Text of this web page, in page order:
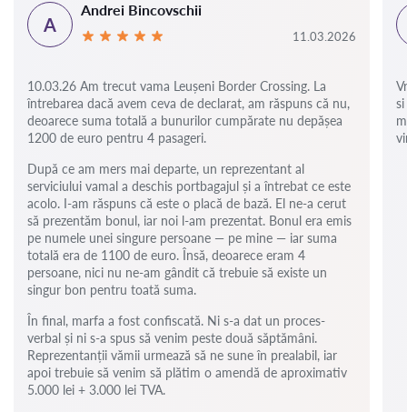
A
Andrei Bincovschii
11.03.2026
10.03.26 Am trecut vama Leușeni Border Crossing. La
întrebarea dacă avem ceva de declarat, am răspuns că nu,
deoarece suma totală a bunurilor cumpărate nu depășea
1200 de euro pentru 4 pasageri.
După ce am mers mai departe, un reprezentant al
serviciului vamal a deschis portbagajul și a întrebat ce este
acolo. I-am răspuns că este o placă de bază. El ne-a cerut
să prezentăm bonul, iar noi l-am prezentat. Bonul era emis
pe numele unei singure persoane — pe mine — iar suma
totală era de 1100 de euro. Însă, deoarece eram 4
persoane, nici nu ne-am gândit că trebuie să existe un
singur bon pentru toată suma.
În final, marfa a fost confiscată. Ni s-a dat un proces-
verbal și ni s-a spus să venim peste două săptămâni.
Reprezentanții vămii urmează să ne sune în prealabil, iar
apoi trebuie să venim să plătim o amendă de aproximativ
5.000 lei + 3.000 lei TVA.